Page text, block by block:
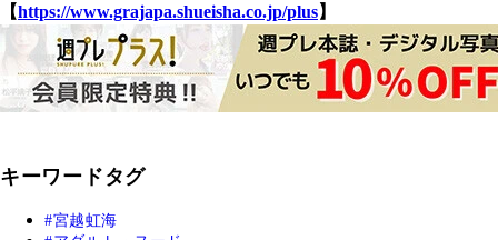
【https://www.grajapa.shueisha.co.jp/plus】
キーワードタグ
宮越虹海